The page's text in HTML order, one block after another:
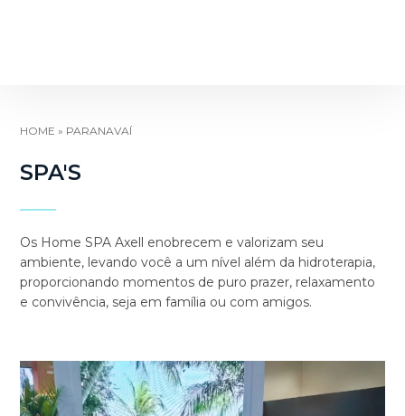
HOME » PARANAVAÍ
SPA'S
Os Home SPA Axell enobrecem e valorizam seu
ambiente, levando você a um nível além da hidroterapia,
proporcionando momentos de puro prazer, relaxamento
e convivência, seja em família ou com amigos.